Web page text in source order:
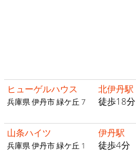
ヒューゲルハウス
兵庫県 伊丹市 緑ケ丘 7
北伊丹駅
徒歩18分
山条ハイツ
兵庫県 伊丹市 緑ケ丘 1
伊丹駅
徒歩4分